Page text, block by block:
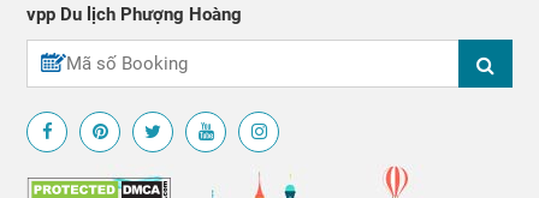
vpp Du lịch Phượng Hoàng
↑